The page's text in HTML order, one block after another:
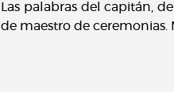
Las palabras del capitán,
de maestro de